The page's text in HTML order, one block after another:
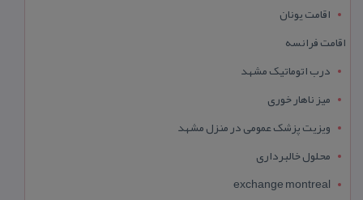
اقامت یونان
اقامت فرانسه
درب اتوماتیک مشهد
میز ناهار خوری
ویزیت پزشک عمومی در منزل مشهد
محلول خالبرداری
exchange montreal